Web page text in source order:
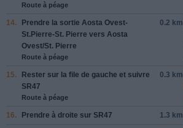
Route à péage
14. Prendre la sortie Aosta Ovest-
St.Pierre-St. Pierre vers Aosta
Ovest/St. Pierre
Route à péage
0.2 km
15. Rester sur la file de gauche et suivre
SR47
Route à péage
0.3 km
16. Prendre à droite sur SR47 1.3 km